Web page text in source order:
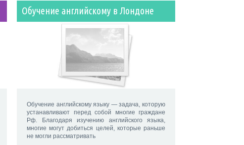
Обучение английскому в Лондоне
Обучение английскому языку — задача, которую
устанавливают перед собой многие граждане
Рф. Благодаря изучению английского языка,
многие могут добиться целей, которые раньше
не могли рассматривать